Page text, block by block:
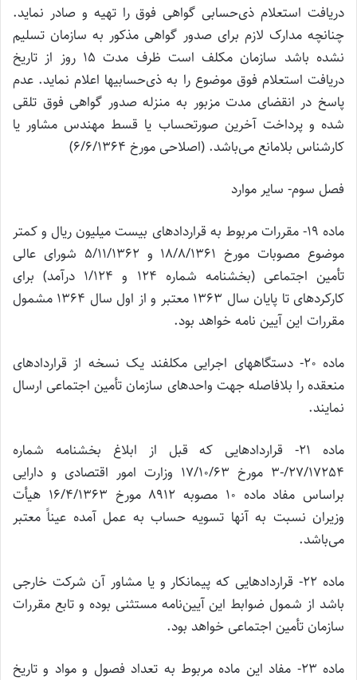
دریافت استعلام ذی‌حسابی گواهی فوق را تهیه و صادر نماید.
چنانچه مدارک لازم برای صدور گواهی مذکور به سازمان تسلیم
نشده باشد سازمان مکلف است ظرف مدت 15 روز از تاریخ
دریافت استعلام فوق موضوع را به ذی‌حسابیها اعلام نماید. عدم
پاسخ در انقضای مدت مزبور به منزله صدور گواهی فوق تلقی
شده و پرداخت آخرین صورتحساب یا قسط مهندس مشاور یا
کارشناس بلامانع می‌باشد. (اصلاحی مورخ 6/6/1364)
فصل سوم- سایر موارد
ماده 19- مقررات مربوط به قراردادهای بیست میلیون ریال و کمتر
موضوع مصوبات مورخ 18/8/1361 و 5/11/1362 شورای عالی
تأمین اجتماعی (بخشنامه شماره 124 و 1/124 درآمد) برای
کارکردهای تا پایان سال 1363 معتبر و از اول سال 1364 مشمول
مقررات این آیین نامه خواهد بود.
ماده 20- دستگاههای اجرایی مکلفند یک نسخه از قراردادهای
منعقده را بلافاصله جهت واحدهای سازمان تأمین اجتماعی ارسال
نمایند.
ماده 21- قراردادهایی که قبل از ابلاغ بخشنامه شماره
27/17254/-3 مورخ 17/10/63 وزارت امور اقتصادی و دارایی
براساس مفاد ماده 10 مصوبه 8912 مورخ 16/4/1363 هیأت
وزیران نسبت به آنها تسویه حساب به عمل آمده عیناً معتبر
می‌باشد.
ماده 22- قراردادهایی که پیمانکار و یا مشاور آن شرکت خارجی
باشد از شمول ضوابط این آیین‌نامه مستثنی بوده و تابع مقررات
سازمان تأمین اجتماعی خواهد بود.
ماده 23- مفاد این ماده مربوط به تعداد فصول و مواد و تاریخ